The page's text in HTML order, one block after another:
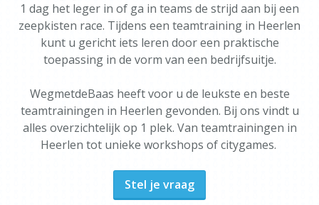
1 dag het leger in of ga in teams de strijd aan bij een
zeepkisten race. Tijdens een teamtraining in Heerlen
kunt u gericht iets leren door een praktische
toepassing in de vorm van een bedrijfsuitje.
WegmetdeBaas heeft voor u de leukste en beste
teamtrainingen in Heerlen gevonden. Bij ons vindt u
alles overzichtelijk op 1 plek. Van teamtrainingen in
Heerlen tot unieke workshops of citygames.
Stel je vraag